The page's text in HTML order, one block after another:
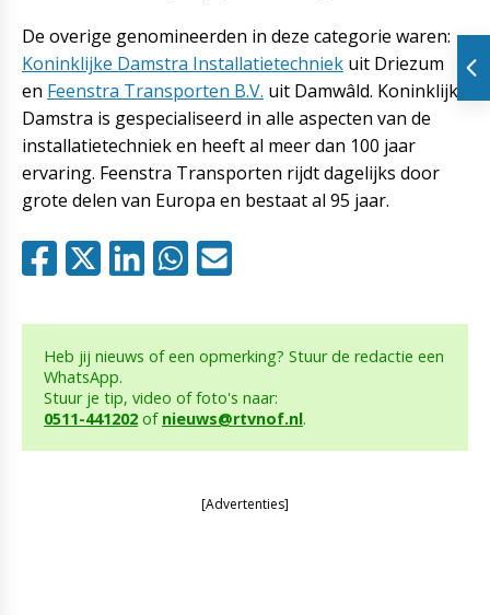
De overige genomineerden in deze categorie waren:
Koninklijke Damstra Installatietechniek uit Driezum
en Feenstra Transporten B.V. uit Damwâld. Koninklijke
Damstra is gespecialiseerd in alle aspecten van de
installatietechniek en heeft al meer dan 100 jaar
ervaring. Feenstra Transporten rijdt dagelijks door
grote delen van Europa en bestaat al 95 jaar.
Heb jij nieuws of een opmerking? Stuur de redactie een
WhatsApp.
Stuur je tip, video of foto's naar:
0511-441202 of nieuws@rtvnof.nl.
[Advertenties]